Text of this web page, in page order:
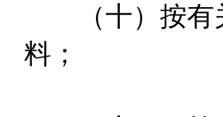
（十）按有关
料；